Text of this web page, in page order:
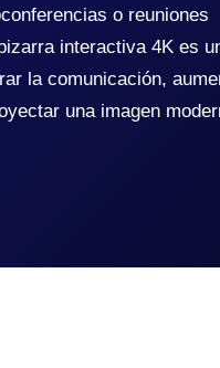
o reuniones
interactiva 4K es
la comunicación,
una imagen